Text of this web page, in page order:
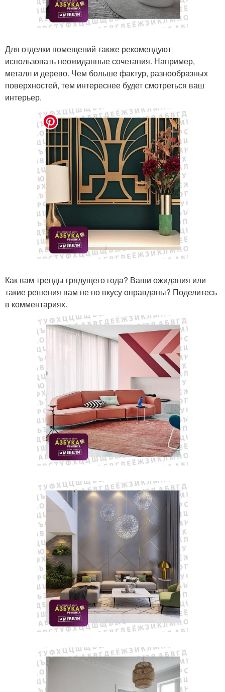
Для отделки помещений также рекомендуют
использовать неожиданные сочетания. Например,
металл и дерево. Чем больше фактур, разнообразных
поверхностей, тем интереснее будет смотреться ваш
интерьер.
Как вам тренды грядущего года? Ваши ожидания или
такие решения вам не по вкусу оправданы? Поделитесь
в комментариях.